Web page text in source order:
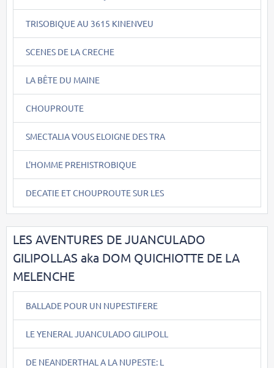
TRISOBIQUE AU 3615 KINENVEU
SCENES DE LA CRECHE
LA BÊTE DU MAINE
CHOUPROUTE
SMECTALIA VOUS ELOIGNE DES TRA
L'HOMME PREHISTROBIQUE
DECATIE ET CHOUPROUTE SUR LES
LES AVENTURES DE JUANCULADO
GILIPOLLAS aka DOM QUICHIOTTE DE LA
MELENCHE
BALLADE POUR UN NUPESTIFERE
LE YENERAL JUANCULADO GILIPOLL
DE NEANDERTHAL A LA NUPESTE: L